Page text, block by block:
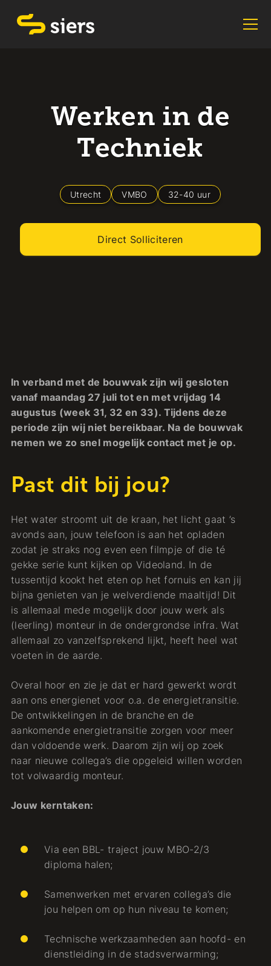
Werken in de
Techniek
Utrecht VMBO 32-40 uur
Direct Solliciteren
In verband met de bouwvak zijn wij gesloten
vanaf maandag 27 juli tot en met vrijdag 14
augustus (week 31, 32 en 33). Tijdens deze
periode zijn wij niet bereikbaar. Na de bouwvak
nemen we zo snel mogelijk contact met je op.
Past dit bij jou?
Het water stroomt uit de kraan, het licht gaat ’s
avonds aan, jouw telefoon is aan het opladen
zodat je straks nog even een filmpje of die té
gekke serie kunt kijken op Videoland. In de
tussentijd kookt het eten op het fornuis en kan jij
bijna genieten van je welverdiende maaltijd! Dit
is allemaal mede mogelijk door jouw werk als
(leerling) monteur in de ondergrondse infra. Wat
allemaal zo vanzelfsprekend lijkt, heeft heel wat
voeten in de aarde.
Overal hoor en zie je dat er hard gewerkt wordt
aan ons energienet voor o.a. de energietransitie.
De ontwikkelingen in de branche en de
aankomende energietransitie zorgen voor meer
dan voldoende werk. Daarom zijn wij op zoek
naar nieuwe collega’s die opgeleid willen worden
tot volwaardig monteur.
Jouw kerntaken:
Via een BBL- traject jouw MBO-2/3
diploma halen;
Samenwerken met ervaren collega’s die
jou helpen om op hun niveau te komen;
Technische werkzaamheden aan hoofd- en
dienstleiding in de stadsverwarming;